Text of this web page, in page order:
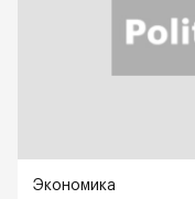
Экономика